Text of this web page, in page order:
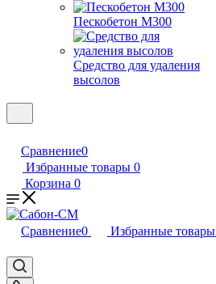
Пескобетон М300
Средство для удаления
высолов
Сравнение0
Избранные товары 0
Корзина 0
Сравнение0 Избранные товары